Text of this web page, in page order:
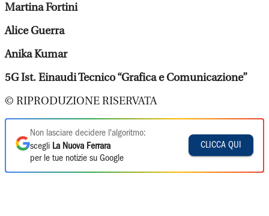
Martina Fortini
Alice Guerra
Anika Kumar
5G Ist. Einaudi Tecnico “Grafica e Comunicazione”
© RIPRODUZIONE RISERVATA
Non lasciare decidere l'algoritmo:
scegli La Nuova Ferrara
per le tue notizie su Google
CLICCA QUI